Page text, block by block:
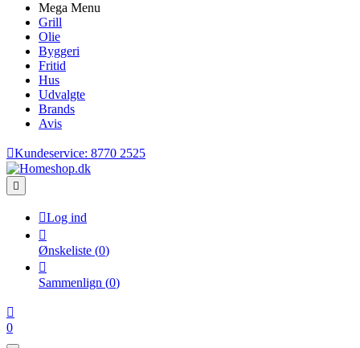
Mega Menu
Grill
Olie
Byggeri
Fritid
Hus
Udvalgte
Brands
Avis
Kundeservice: 8770 2525

Log ind

Ønskeliste (0)

Sammenlign (0)

0